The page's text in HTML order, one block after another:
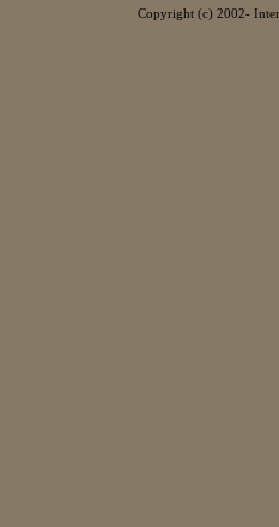
Copyright (c) 2002-